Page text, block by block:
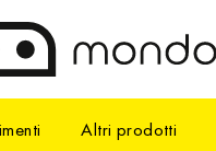
Altri prodotti